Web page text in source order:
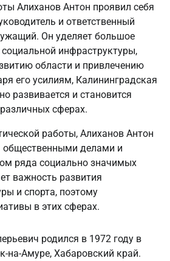
Алиханов Антон проявил себя
и ответственный
Он уделяет большое
инфраструктуры,
области и привлечению
его усилиям, Калининградская
развивается и становится
сферах.
работы, Алиханов Антон
общественными делами и
ряда социально значимых
важность развития
и спорта, поэтому
в этих сферах.
родился в 1972 году в
на-Амуре, Хабаровский край.